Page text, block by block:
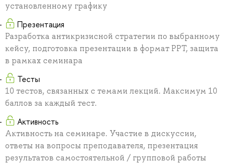
установленному графику
Презентация
Разработка антикризисной стратегии по выбранному
кейсу, подготовка презентации в формат РРТ, защита
в рамках семинара
Тесты
10 тестов, связанных с темами лекций. Максимум 10
баллов за каждый тест.
Активность
Активность на семинаре. Участие в дискуссии,
ответы на вопросы преподавателя, презентация
результатов самостоятельной / групповой работы